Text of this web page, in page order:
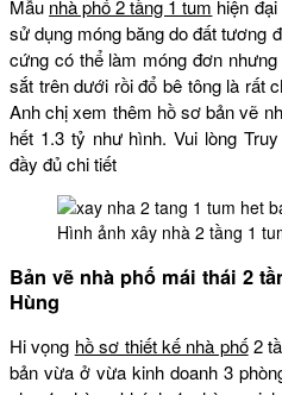
Mẫu nhà phố 2 tầng 1 tum hiện
sử dụng móng băng do đất tương
cứng có thể làm móng đơn
sắt trên dưới rồi đổ bê tông là rất
Anh chị xem thêm hồ sơ bản vẽ
hết 1.3 tỷ như hình. Vui lòng
đầy đủ chi tiết
Hình ảnh xây nhà 2 tầng 1
Bản vẽ nhà phố mái thái 2
Hùng
Hi vọng hồ sơ thiết kế nhà phố2
bản vừa ở vừa kinh doanh 3